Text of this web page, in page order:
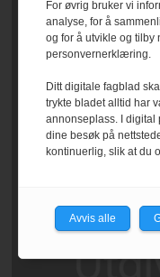
For øvrig bruker vi
analyse, for å
og for å utvikle og tilby
personvernerklæring.
Ditt digitale fagblad
trykte bladet alltid har
annonseplass. I digital
dine besøk på
kontinuerlig, slik at du
Avvis alle